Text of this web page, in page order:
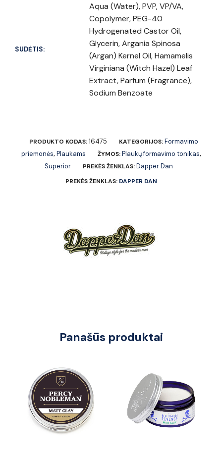
SUDĖTIS:
Aqua (Water), PVP, VP/VA,
Copolymer, PEG-40
Hydrogenated Castor Oil,
Glycerin, Argania Spinosa
(Argan) Kernel Oil, Hamamelis
Virginiana (Witch Hazel) Leaf
Extract, Parfum (Fragrance),
Sodium Benzoate
PRODUKTO KODAS:16475 KATEGORIJOS:Formavimo
priemonės,Plaukams ŽYMOS:Plaukų formavimo tonikas,
Superior PREKĖS ŽENKLAS:Dapper Dan
PREKĖS ŽENKLAS: DAPPER DAN
Panašūs produktai